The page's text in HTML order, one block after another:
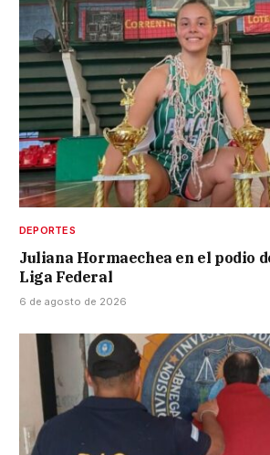
DEPORTES
Juliana Hormaechea en el podio
Liga Federal
6 de agosto de 2026